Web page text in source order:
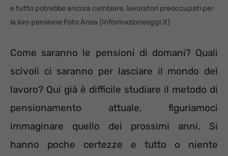
e tutto potrebbe ancora cambiare, lavoratori preoccupati per
la loro pensione Foto Ansa (Informazioneoggi.it)
Come saranno le pensioni di domani? Quali
scivoli ci saranno per lasciare il mondo del
lavoro? Qui già è difficile studiare il metodo di
pensionamento attuale, figuriamoci
immaginare quello dei prossimi anni. Si
hanno poche certezze e tutto o niente